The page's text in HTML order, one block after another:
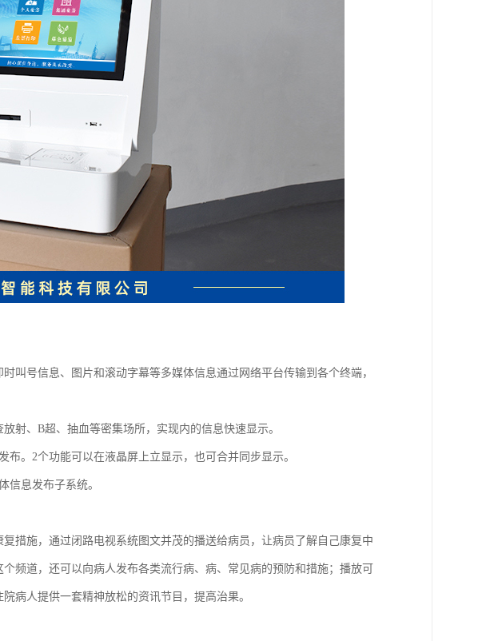
叫号信息、图片和滚动字幕等多媒体信息通过网络平台传输到各个终端，
射、B超、抽血等密集场所，实现内的信息快速显示。
。2个功能可以在液晶屏上立显示，也可合并同步显示。
信息发布子系统。
措施，通过闭路电视系统图文并茂的播送给病员，让病员了解自己康复中
频道，还可以向病人发布各类流行病、病、常见病的预防和措施；播放可
病人提供一套精神放松的资讯节目，提高治果。